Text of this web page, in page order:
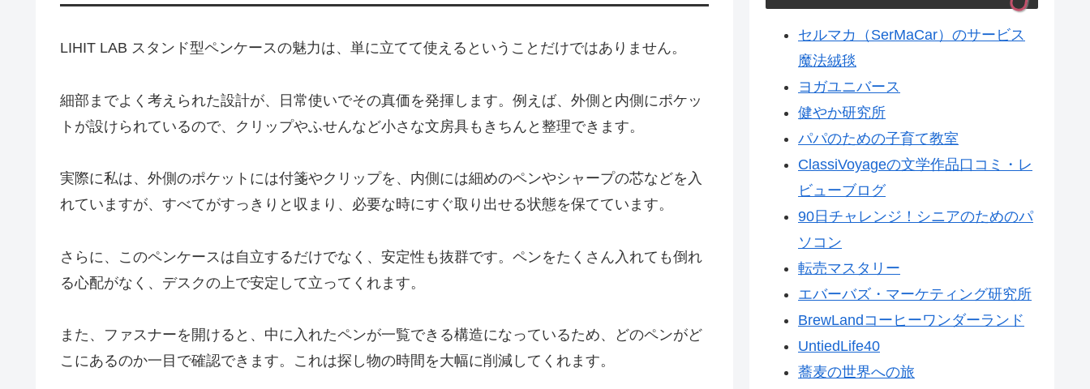
LIHIT LAB スタンド型ペンケースの魅力は、単に立てて使えるということだけではありません。
細部までよく考えられた設計が、日常使いでその真価を発揮します。例えば、外側と内側にポケッ
トが設けられているので、クリップやふせんなど小さな文房具もきちんと整理できます。
実際に私は、外側のポケットには付箋やクリップを、内側には細めのペンやシャープの芯などを入
れていますが、すべてがすっきりと収まり、必要な時にすぐ取り出せる状態を保てています。
さらに、このペンケースは自立するだけでなく、安定性も抜群です。ペンをたくさん入れても倒れ
る心配がなく、デスクの上で安定して立ってくれます。
また、ファスナーを開けると、中に入れたペンが一覧できる構造になっているため、どのペンがど
こにあるのか一目で確認できます。これは探し物の時間を大幅に削減してくれます。
セルマカ（SerMaCar）のサービス
魔法絨毯
ヨガユニバース
健やか研究所
パパのための子育て教室
ClassiVoyageの文学作品口コミ・レ
ビューブログ
90日チャレンジ！シニアのためのパ
ソコン
転売マスタリー
エバーバズ・マーケティング研究所
BrewLandコーヒーワンダーランド
UntiedLife40
蕎麦の世界への旅